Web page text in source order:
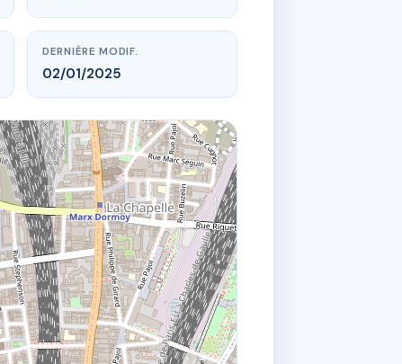
DERNIÈRE MODIF.
02/01/2025